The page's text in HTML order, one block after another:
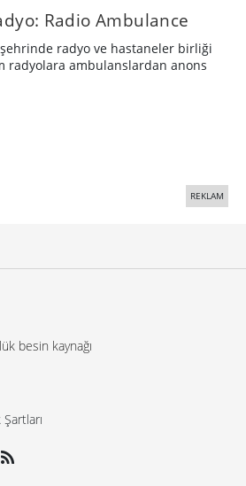
Radio Ambulance
şehrinde radyo ve hastaneler birliği
radyolara ambulanslardan anons
REKLAM
besin kaynağı